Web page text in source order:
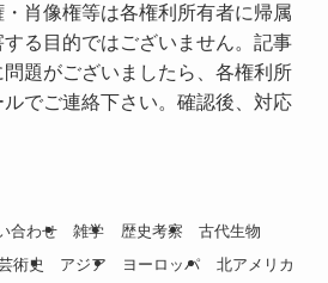
肖像権等は各権利所有者に帰属
る目的ではございません。記事
題がございましたら、各権利所
でご連絡下さい。確認後、対応
合わせ 雑学 歴史考察
古代生物
術史 アジア ヨーロッパ 北アメリカ